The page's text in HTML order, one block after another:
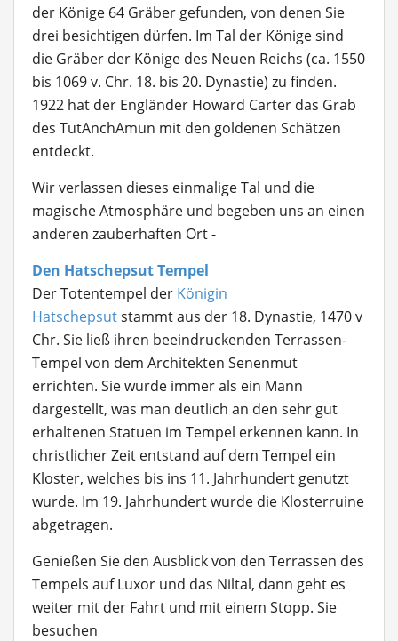
der Könige 64 Gräber gefunden, von denen Sie
drei besichtigen dürfen. Im Tal der Könige sind
die Gräber der Könige des Neuen Reichs (ca. 1550
bis 1069 v. Chr. 18. bis 20. Dynastie) zu finden.
1922 hat der Engländer Howard Carter das Grab
des TutAnchAmun mit den goldenen Schätzen
entdeckt.
Wir verlassen dieses einmalige Tal und die
magische Atmosphäre und begeben uns an einen
anderen zauberhaften Ort -
Den Hatschepsut Tempel
Der Totentempel der Königin
Hatschepsutstammt aus der 18. Dynastie, 1470 v
Chr. Sie ließ ihren beeindruckenden Terrassen-
Tempel von dem Architekten Senenmut
errichten. Sie wurde immer als ein Mann
dargestellt, was man deutlich an den sehr gut
erhaltenen Statuen im Tempel erkennen kann. In
christlicher Zeit entstand auf dem Tempel ein
Kloster, welches bis ins 11. Jahrhundert genutzt
wurde. Im 19. Jahrhundert wurde die Klosterruine
abgetragen.
Genießen Sie den Ausblick von den Terrassen des
Tempels auf Luxor und das Niltal, dann geht es
weiter mit der Fahrt und mit einem Stopp. Sie
besuchen